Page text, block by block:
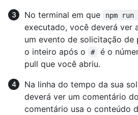
No terminal em que
npm
executado, você deverá ver
um evento de solicitação de
o inteiro após o
#
é o
pull que você abriu.
Na linha do tempo da sua
deverá ver um comentário
comentário usa o conteúdo